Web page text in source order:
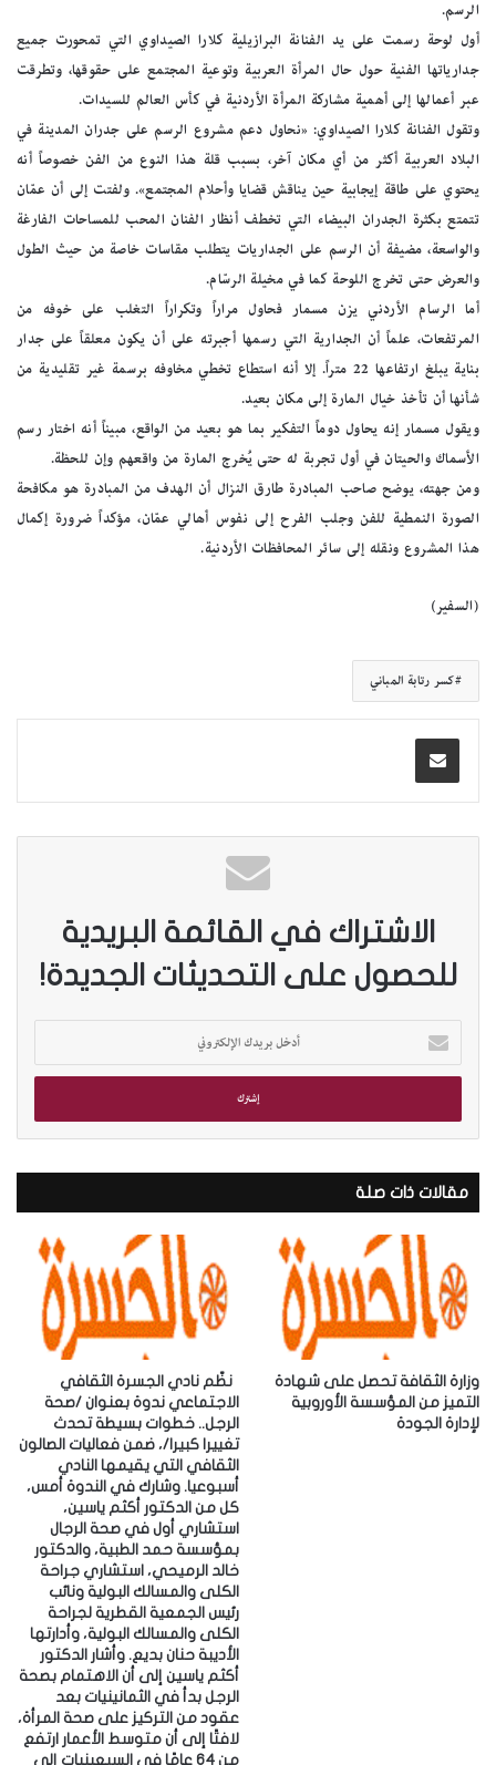
الرسم.
أول لوحة رسمت على يد الفنانة البرازيلية كلارا الصيداوي التي تمحورت جميع
جدارياتها الفنية حول حال المرأة العربية وتوعية المجتمع على حقوقها، وتطرقت
عبر أعمالها إلى أهمية مشاركة المرأة الأردنية في كأس العالم للسيدات.
وتقول الفنانة كلارا الصيداوي: «نحاول دعم مشروع الرسم على جدران المدينة في
البلاد العربية أكثر من أي مكان آخر، بسبب قلة هذا النوع من الفن خصوصاً أنه
يحتوي على طاقة إيجابية حين يناقش قضايا وأحلام المجتمع». ولفتت إلى أن عمّان
تتمتع بكثرة الجدران البيضاء التي تخطف أنظار الفنان المحب للمساحات الفارغة
والواسعة، مضيفة أن الرسم على الجداريات يتطلب مقاسات خاصة من حيث الطول
والعرض حتى تخرج اللوحة كما في مخيلة الرسّام.
أما الرسام الأردني يزن مسمار فحاول مراراً وتكراراً التغلب على خوفه من
المرتفعات، علماً أن الجدارية التي رسمها أجبرته على أن يكون معلقاً على جدار
بناية يبلغ ارتفاعها 22 متراً. إلا أنه استطاع تخطي مخاوفه برسمة غير تقليدية من
شأنها أن تأخذ خيال المارة إلى مكان بعيد.
ويقول مسمار إنه يحاول دوماً التفكير بما هو بعيد من الواقع، مبيناً أنه اختار رسم
الأسماك والحيتان في أول تجربة له حتى يُخرج المارة من واقعهم وإن للحظة.
ومن جهته، يوضح صاحب المبادرة طارق النزال أن الهدف من المبادرة هو مكافحة
الصورة النمطية للفن وجلب الفرح إلى نفوس أهالي عمّان، مؤكداً ضرورة إكمال
هذا المشروع ونقله إلى سائر المحافظات الأردنية.
(السفير)
كسر رتابة المباني
الاشتراك في القائمة البريدية
للحصول على التحديثات الجديدة!
خ
ب
ي
د
ك
ل
إ
ل
ك
ر
و
ن
مقالات ذات صلة
وزارة الثقافة تحصل على شهادة
التميز من المؤسسة الأوروبية
لإدارة الجودة
‎نظّم نادي الجسرة الثقافي
الاجتماعي ندوة بعنوان /صحة
الرجل.. خطوات بسيطة تحدث
تغييرا كبيرا/، ضمن فعاليات الصالون
الثقافي التي يقيمها النادي
أسبوعيا. ‎وشارك في الندوة أمس،
كل من الدكتور أكثم ياسين،
استشاري أول في صحة الرجال
بمؤسسة حمد الطبية، والدكتور
خالد الرميحي، استشاري جراحة
الكلى والمسالك البولية ونائب
رئيس الجمعية القطرية لجراحة
الكلى والمسالك البولية، وأدارتها
الأديبة حنان بديع. ‎وأشار الدكتور
أكثم ياسين إلى أن الاهتمام بصحة
الرجل بدأ في الثمانينيات بعد
عقود من التركيز على صحة المرأة،
لافتًا إلى أن متوسط الأعمار ارتفع
من 64 عامًا في السبعينيات إلى